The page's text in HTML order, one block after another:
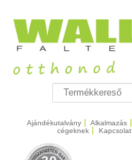
Ajándékutalvány Alkalmazás
cégeknek
Kapcsolat